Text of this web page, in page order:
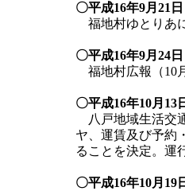
〇平成16年9月21
福地村ゆとりあ
〇平成16年9月24
福地村広報（10
〇平成16年10月13
八戸地域生活交
ヤ、運賃及び予約
ることを決定。運
〇平成16年10月19